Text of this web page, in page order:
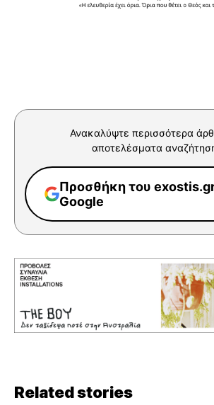
Ανακαλύψτε περισσότερα
αποτελέσματα
Προσθήκη του
Google
Related stories